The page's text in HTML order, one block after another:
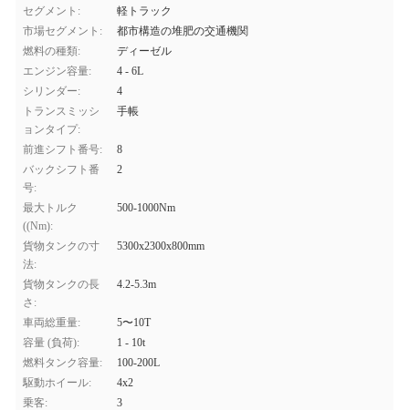
セグメント:
軽トラック
市場セグメント:
都市構造の堆肥の交通機関
燃料の種類:
ディーゼル
エンジン容量:
4 - 6L
シリンダー:
4
トランスミッシ
ョンタイプ:
手帳
前進シフト番号:
8
バックシフト番
号:
2
最大トルク
((Nm):
500-1000Nm
貨物タンクの寸
法:
5300x2300x800mm
貨物タンクの長
さ:
4.2-5.3m
車両総重量:
5〜10T
容量 (負荷):
1 - 10t
燃料タンク容量:
100-200L
駆動ホイール:
4x2
乗客:
3